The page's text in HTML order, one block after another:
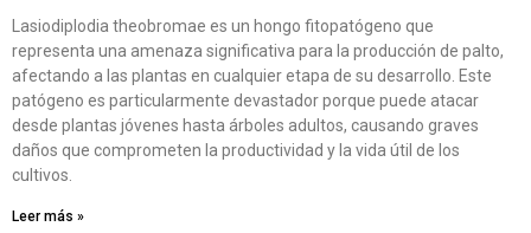
Lasiodiplodia theobromae es un hongo fitopatógeno que
representa una amenaza significativa para la producción de palto,
afectando a las plantas en cualquier etapa de su desarrollo. Este
patógeno es particularmente devastador porque puede atacar
desde plantas jóvenes hasta árboles adultos, causando graves
daños que comprometen la productividad y la vida útil de los
cultivos.
Leer más »